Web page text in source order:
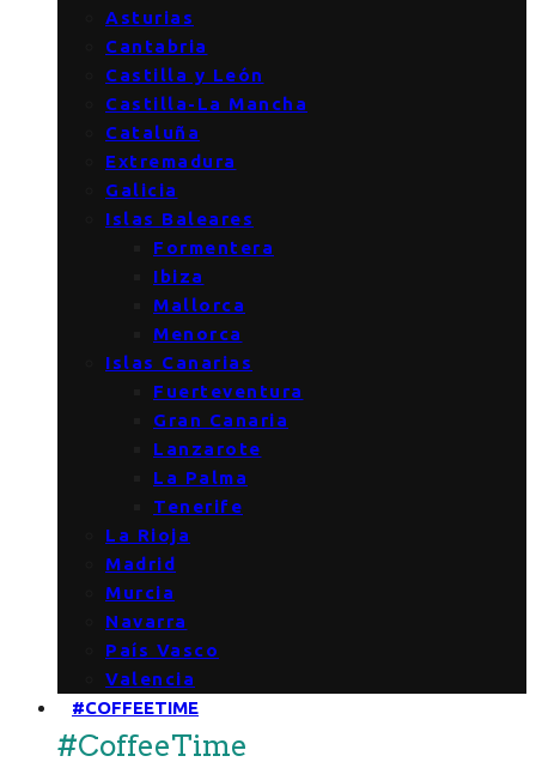
Asturias
Cantabria
Castilla y León
Castilla-La Mancha
Cataluña
Extremadura
Galicia
Islas Baleares
Formentera
Ibiza
Mallorca
Menorca
Islas Canarias
Fuerteventura
Gran Canaria
Lanzarote
La Palma
Tenerife
La Rioja
Madrid
Murcia
Navarra
País Vasco
Valencia
#COFFEETIME
#CoffeeTime